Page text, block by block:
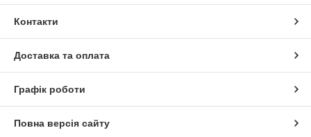
Контакти
Доставка та оплата
Графік роботи
Повна версія сайту